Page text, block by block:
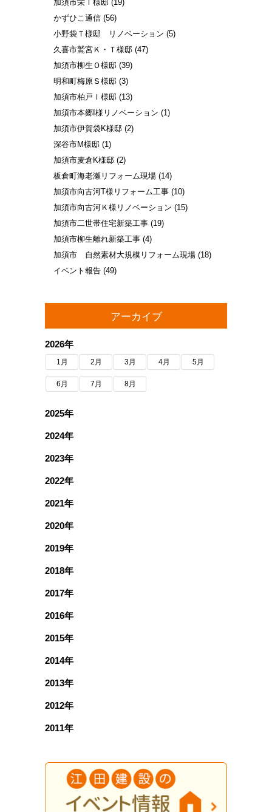
加須市栄Ｔ様邸 (19)
かずひこ通信 (56)
小野袋Ｔ様邸 リノベーション (5)
久喜市鷲宮Ｋ・Ｔ様邸 (47)
加須市柳生Ｏ様邸 (39)
明和町梅原Ｓ様邸 (3)
加須市柏戸Ｉ様邸 (13)
加須市本郷I様リノベーション (1)
加須市伊賀袋K様邸 (2)
深谷市M様邸 (1)
加須市麦倉K様邸 (2)
板倉町海老瀬リフォーム現場 (14)
加須市向古河T様リフォーム工事 (10)
加須市向古河Ｋ様リノベーション (15)
加須市二世帯住宅新築工事 (19)
加須市柳生離れ新築工事 (4)
加須市 自然素材大規模リフォーム現場 (18)
イベント報告 (49)
アーカイブ
2026年
1月 2月 3月 4月 5月
6月 7月 8月
2025年
2024年
2023年
2022年
2021年
2020年
2019年
2018年
2017年
2016年
2015年
2014年
2013年
2012年
2011年